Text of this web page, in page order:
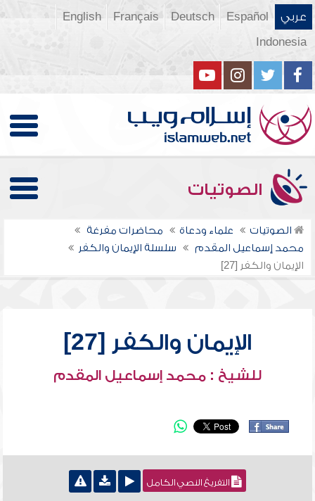
عربي Español
Deutsch
Français
English
Indonesia
الصوتيات
الصوتيات علماء ودعاة
محاضرات مفرغة
محمد إسماعيل المقدم
سلسلة الإيمان والكفر
الإيمان والكفر [27]
الإيمان والكفر [27]
للشيخ : محمد إسماعيل المقدم
التفريغ النصي الكامل